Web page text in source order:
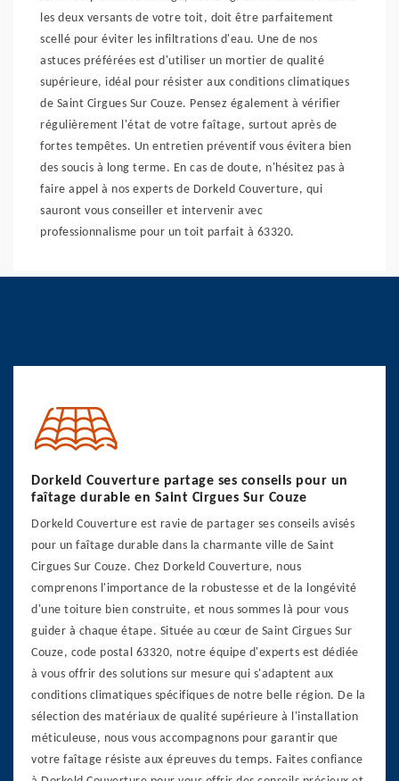
les deux versants de votre toit, doit être parfaitement
scellé pour éviter les infiltrations d'eau. Une de nos
astuces préférées est d'utiliser un mortier de qualité
supérieure, idéal pour résister aux conditions climatiques
de Saint Cirgues Sur Couze. Pensez également à vérifier
régulièrement l'état de votre faîtage, surtout après de
fortes tempêtes. Un entretien préventif vous évitera bien
des soucis à long terme. En cas de doute, n'hésitez pas à
faire appel à nos experts de Dorkeld Couverture, qui
sauront vous conseiller et intervenir avec
professionnalisme pour un toit parfait à 63320.
Dorkeld Couverture partage ses conseils pour un
faîtage durable en Saint Cirgues Sur Couze
Dorkeld Couverture est ravie de partager ses conseils avisés
pour un faîtage durable dans la charmante ville de Saint
Cirgues Sur Couze. Chez Dorkeld Couverture, nous
comprenons l'importance de la robustesse et de la longévité
d'une toiture bien construite, et nous sommes là pour vous
guider à chaque étape. Située au cœur de Saint Cirgues Sur
Couze, code postal 63320, notre équipe d'experts est dédiée
à vous offrir des solutions sur mesure qui s'adaptent aux
conditions climatiques spécifiques de notre belle région. De la
sélection des matériaux de qualité supérieure à l'installation
méticuleuse, nous vous accompagnons pour garantir que
votre faîtage résiste aux épreuves du temps. Faites confiance